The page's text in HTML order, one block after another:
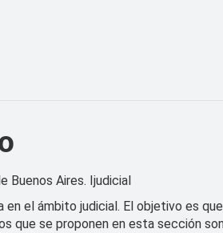
Buenos Aires. Ijudicial
el ámbito judicial. El objetivo es
que se proponen en esta sección